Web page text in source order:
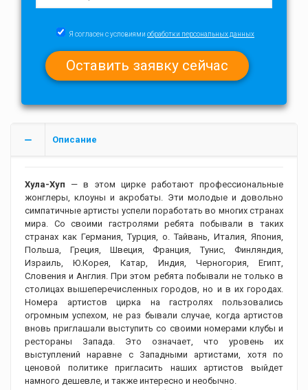
Я согласен с условиями обработки персональных данных
Описание
Хула-Хуп — в этом цирке работают профессиональные
жонглеры, клоуны и акробаты. Эти молодые и довольно
симпатичные артисты успели поработать во многих странах
мира. Со своими гастролями ребята побывали в таких
странах как Германия, Турция, о. Тайвань, Италия, Япония,
Польша, Греция, Швеция, Франция, Тунис, Финляндия,
Израиль, Ю.Корея, Катар, Индия, Черногория, Египт,
Словения и Англия. При этом ребята побывали не только в
столицах вышеперечисленных городов, но и в их городах.
Номера артистов цирка на гастролях пользовались
огромным успехом, не раз бывали случае, когда артистов
вновь приглашали выступить со своими номерами клубы и
рестораны Запада. Это означает, что уровень их
выступлений наравне с Западными артистами, хотя по
ценовой политике пригласить наших артистов выйдет
намного дешевле, и также интересно и необычно.